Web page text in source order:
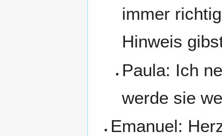
immer
Hinweis
Paula: Ich
werde sie
Emanuel: